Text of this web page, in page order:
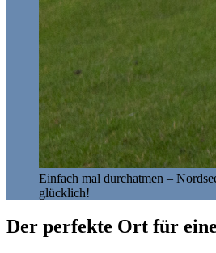
Einfach mal durchatmen –
glücklich!
Der perfekte Ort für